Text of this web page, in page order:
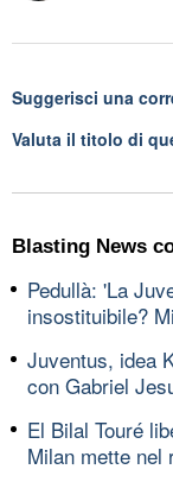
Suggerisci una
Valuta il titolo di
Blasting News
Pedullà: 'La
insostituibile?
Juventus, idea
con Gabriel
El Bilal Touré
Milan mette nel